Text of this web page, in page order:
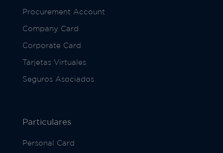
Procurement Account
Company Card
Corporate Card
Tarjetas Virtuales
Seguros Asociados
Particulares
Personal Card